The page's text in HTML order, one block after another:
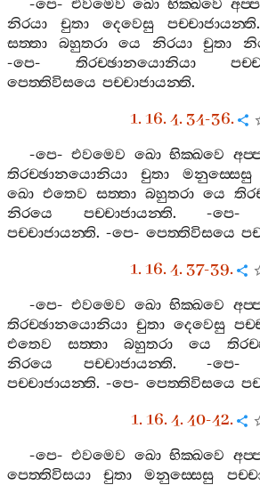
-පෙ- එවමෙව ඛො භික‍්ඛවෙ
නිරයා
චුතා දෙවෙසු පච‍්චාජායන‍්ති
සත‍්තා
බහුතරා යෙ නිරයා චුතා
-පෙ- තිරච‍්ඡානයොනියා
පෙත‍්තිවිසයෙ පච‍්චාජායන‍්ති.
1. 16. 4. 34-36.
-පෙ-එවමෙව ඛො භික‍්ඛවෙ
තිරච‍්ඡානයොනියා
චුතා මනුස‍්සෙසු
ඛො එතෙව සත‍්තා බහුතරා යෙ
නිරයෙ
පච‍්චාජායන‍්ති. -පෙ
පච‍්චාජායන‍්ති. -පෙ- පෙත‍්තිවිසයෙ
1. 16. 4. 37-39.
-පෙ-එවමෙව ඛො භික‍්ඛවෙ
තිරච‍්ඡානයොනියා චුතා දෙවෙසු
එතෙව
සත‍්තා බහුතරා යෙ
නිරයෙ
පච‍්චාජායන‍්ති. -පෙ
පච‍්චාජායන‍්ති. -පෙ- පෙත‍්තිවිසයෙ
1. 16. 4. 40-42.
-පෙ-එවමෙව ඛො භික‍්ඛවෙ
පෙත‍්තිවිසයා
චුතා මනුස‍්සෙසු